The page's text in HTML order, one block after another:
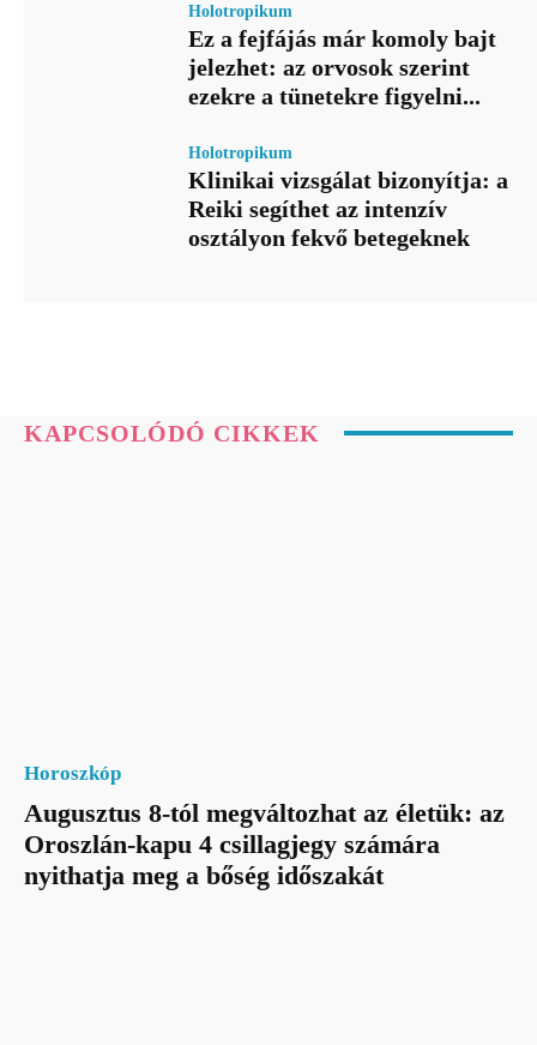
Holotropikum
Ez a fejfájás már komoly bajt
jelezhet: az orvosok szerint
ezekre a tünetekre figyelni...
Holotropikum
Klinikai vizsgálat bizonyítja: a
Reiki segíthet az intenzív
osztályon fekvő betegeknek
KAPCSOLÓDÓ CIKKEK
Horoszkóp
Augusztus 8-tól megváltozhat az életük: az
Oroszlán-kapu 4 csillagjegy számára
nyithatja meg a bőség időszakát